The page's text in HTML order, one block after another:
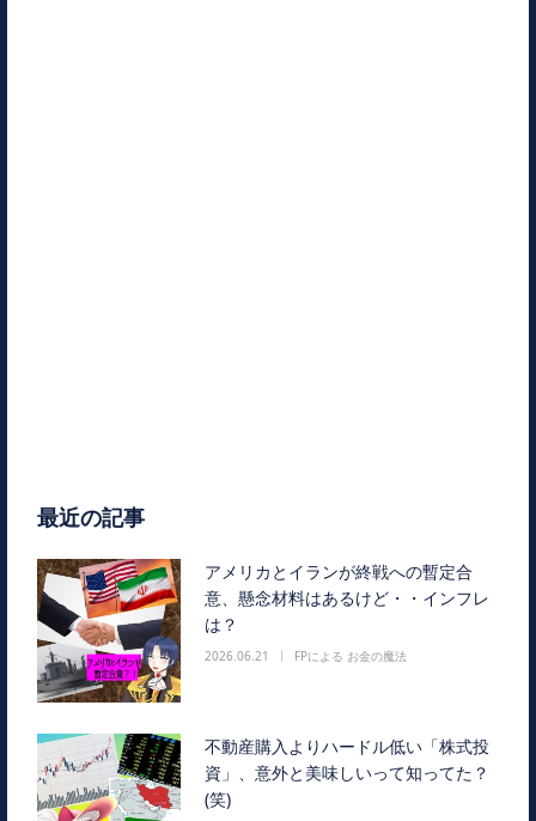
最近の記事
アメリカとイランが終戦への暫定合
意、懸念材料はあるけど・・インフレ
は？
2026.06.21 FPによる お金の魔法
不動産購入よりハードル低い「株式投
資」、意外と美味しいって知ってた？
(笑)